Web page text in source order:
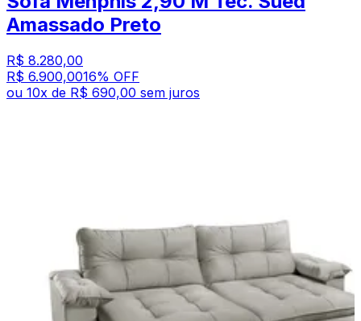
Amassado Preto
R$ 8.280,00
R$ 6.900,0016% OFF
ou 10x de R$ 690,00 sem juros